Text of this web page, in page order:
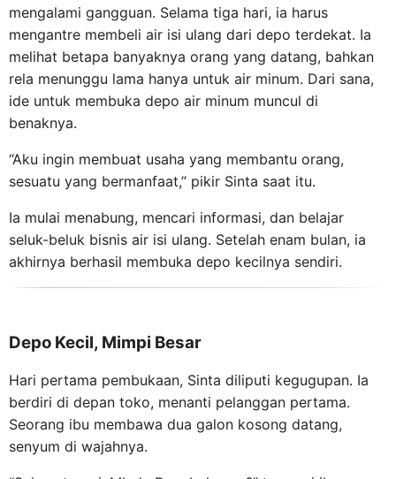
mengalami gangguan. Selama tiga hari, ia harus
mengantre membeli air isi ulang dari depo terdekat. Ia
melihat betapa banyaknya orang yang datang, bahkan
rela menunggu lama hanya untuk air minum. Dari sana,
ide untuk membuka depo air minum muncul di
benaknya.
“Aku ingin membuat usaha yang membantu orang,
sesuatu yang bermanfaat,” pikir Sinta saat itu.
Ia mulai menabung, mencari informasi, dan belajar
seluk-beluk bisnis air isi ulang. Setelah enam bulan, ia
akhirnya berhasil membuka depo kecilnya sendiri.
Depo Kecil, Mimpi Besar
Hari pertama pembukaan, Sinta diliputi kegugupan. Ia
berdiri di depan toko, menanti pelanggan pertama.
Seorang ibu membawa dua galon kosong datang,
senyum di wajahnya.